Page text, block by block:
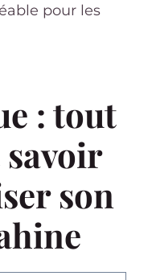
pour les
: tout
savoir
son